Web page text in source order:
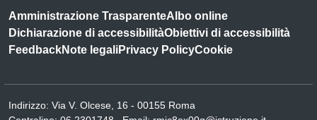
Amministrazione TrasparenteAlbo online
Dichiarazione di accessibilitàObiettivi di accessibilità
FeedbackNote legaliPrivacy PolicyCookie
Indirizzo: Via V. Olcese, 16 - 00155 Roma